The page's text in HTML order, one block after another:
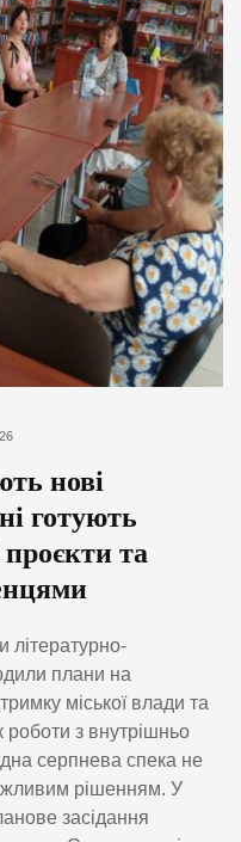
нові
готують
та
літературно-
плани на
міської влади та
з внутрішньо
серпнева спека не
рішенням. У
засідання